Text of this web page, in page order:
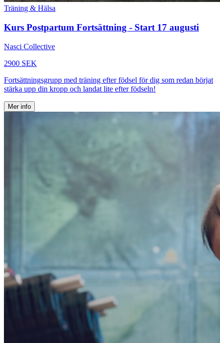
Träning & Hälsa
Kurs Postpartum Fortsättning - Start 17 augusti
Nasci Collective
2900 SEK
Fortsättningsgrupp med träning efter födsel för dig som redan börjat
stärka upp din kropp och landat lite efter födseln!
Mer info